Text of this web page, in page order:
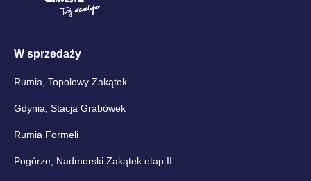
W sprzedaży
Rumia, Topolowy Zakątek
Gdynia, Stacja Grabówek
Rumia Formeli
Pogórze, Nadmorski Zakątek etap II